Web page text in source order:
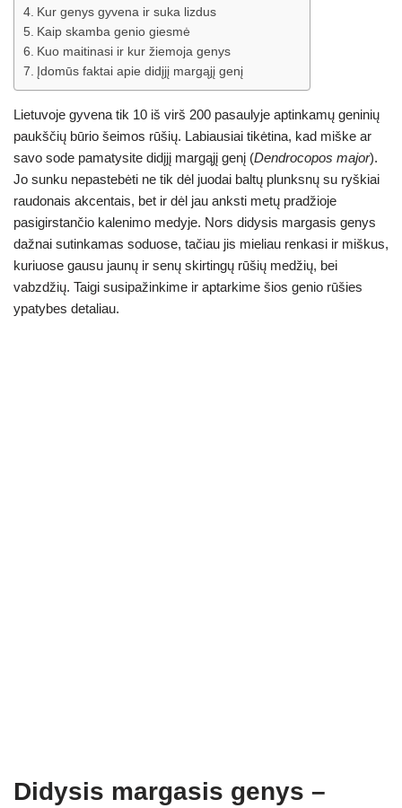
Kur genys gyvena ir suka lizdus
Kaip skamba genio giesmė
Kuo maitinasi ir kur žiemoja genys
Įdomūs faktai apie didįjį margąjį genį
Lietuvoje gyvena tik 10 iš virš 200 pasaulyje aptinkamų geninių
paukščių būrio šeimos rūšių. Labiausiai tikėtina, kad miške ar
savo sode pamatysite didįjį margąjį genį (Dendrocopos major).
Jo sunku nepastebėti ne tik dėl juodai baltų plunksnų su ryškiai
raudonais akcentais, bet ir dėl jau anksti metų pradžioje
pasigirstančio kalenimo medyje. Nors didysis margasis genys
dažnai sutinkamas soduose, tačiau jis mieliau renkasi ir miškus,
kuriuose gausu jaunų ir senų skirtingų rūšių medžių, bei
vabzdžių. Taigi susipažinkime ir aptarkime šios genio rūšies
ypatybes detaliau.
Didysis margasis genys –